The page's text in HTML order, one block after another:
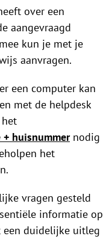
over een
aangevraagd
kun je met je
aanvragen.
een computer kan
met de helpdesk
+ huisnummernodig
het
vragen gesteld
informatie op
een duidelijke uitleg